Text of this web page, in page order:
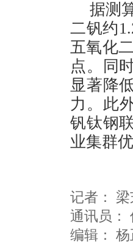
据测
二钒约
五氧化
点。同
显著降
力。此
钒钛钢
业集群
记者： 梁
通讯员：
编辑： 杨